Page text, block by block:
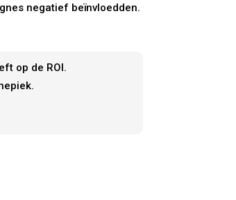
negatief beïnvloedden.
op de ROI.